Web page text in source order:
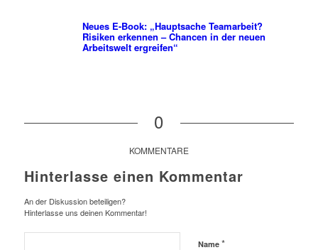
Neues E-Book: „Hauptsache Teamarbeit?
Risiken erkennen – Chancen in der neuen
Arbeitswelt ergreifen“
0
KOMMENTARE
Hinterlasse einen Kommentar
An der Diskussion beteiligen?
Hinterlasse uns deinen Kommentar!
Name *